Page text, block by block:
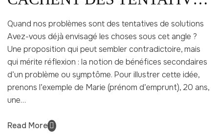
DE SOLUTIONS
Quand nos problèmes sont des tentatives de solutions
Avez-vous déjà envisagé les choses sous cet angle ?
Une proposition qui peut sembler contradictoire, mais
qui mérite réflexion : la notion de bénéfices secondaires
d’un problème ou symptôme. Pour illustrer cette idée,
prenons l’exemple de Marie (prénom d’emprunt), 20 ans,
une…
Read More